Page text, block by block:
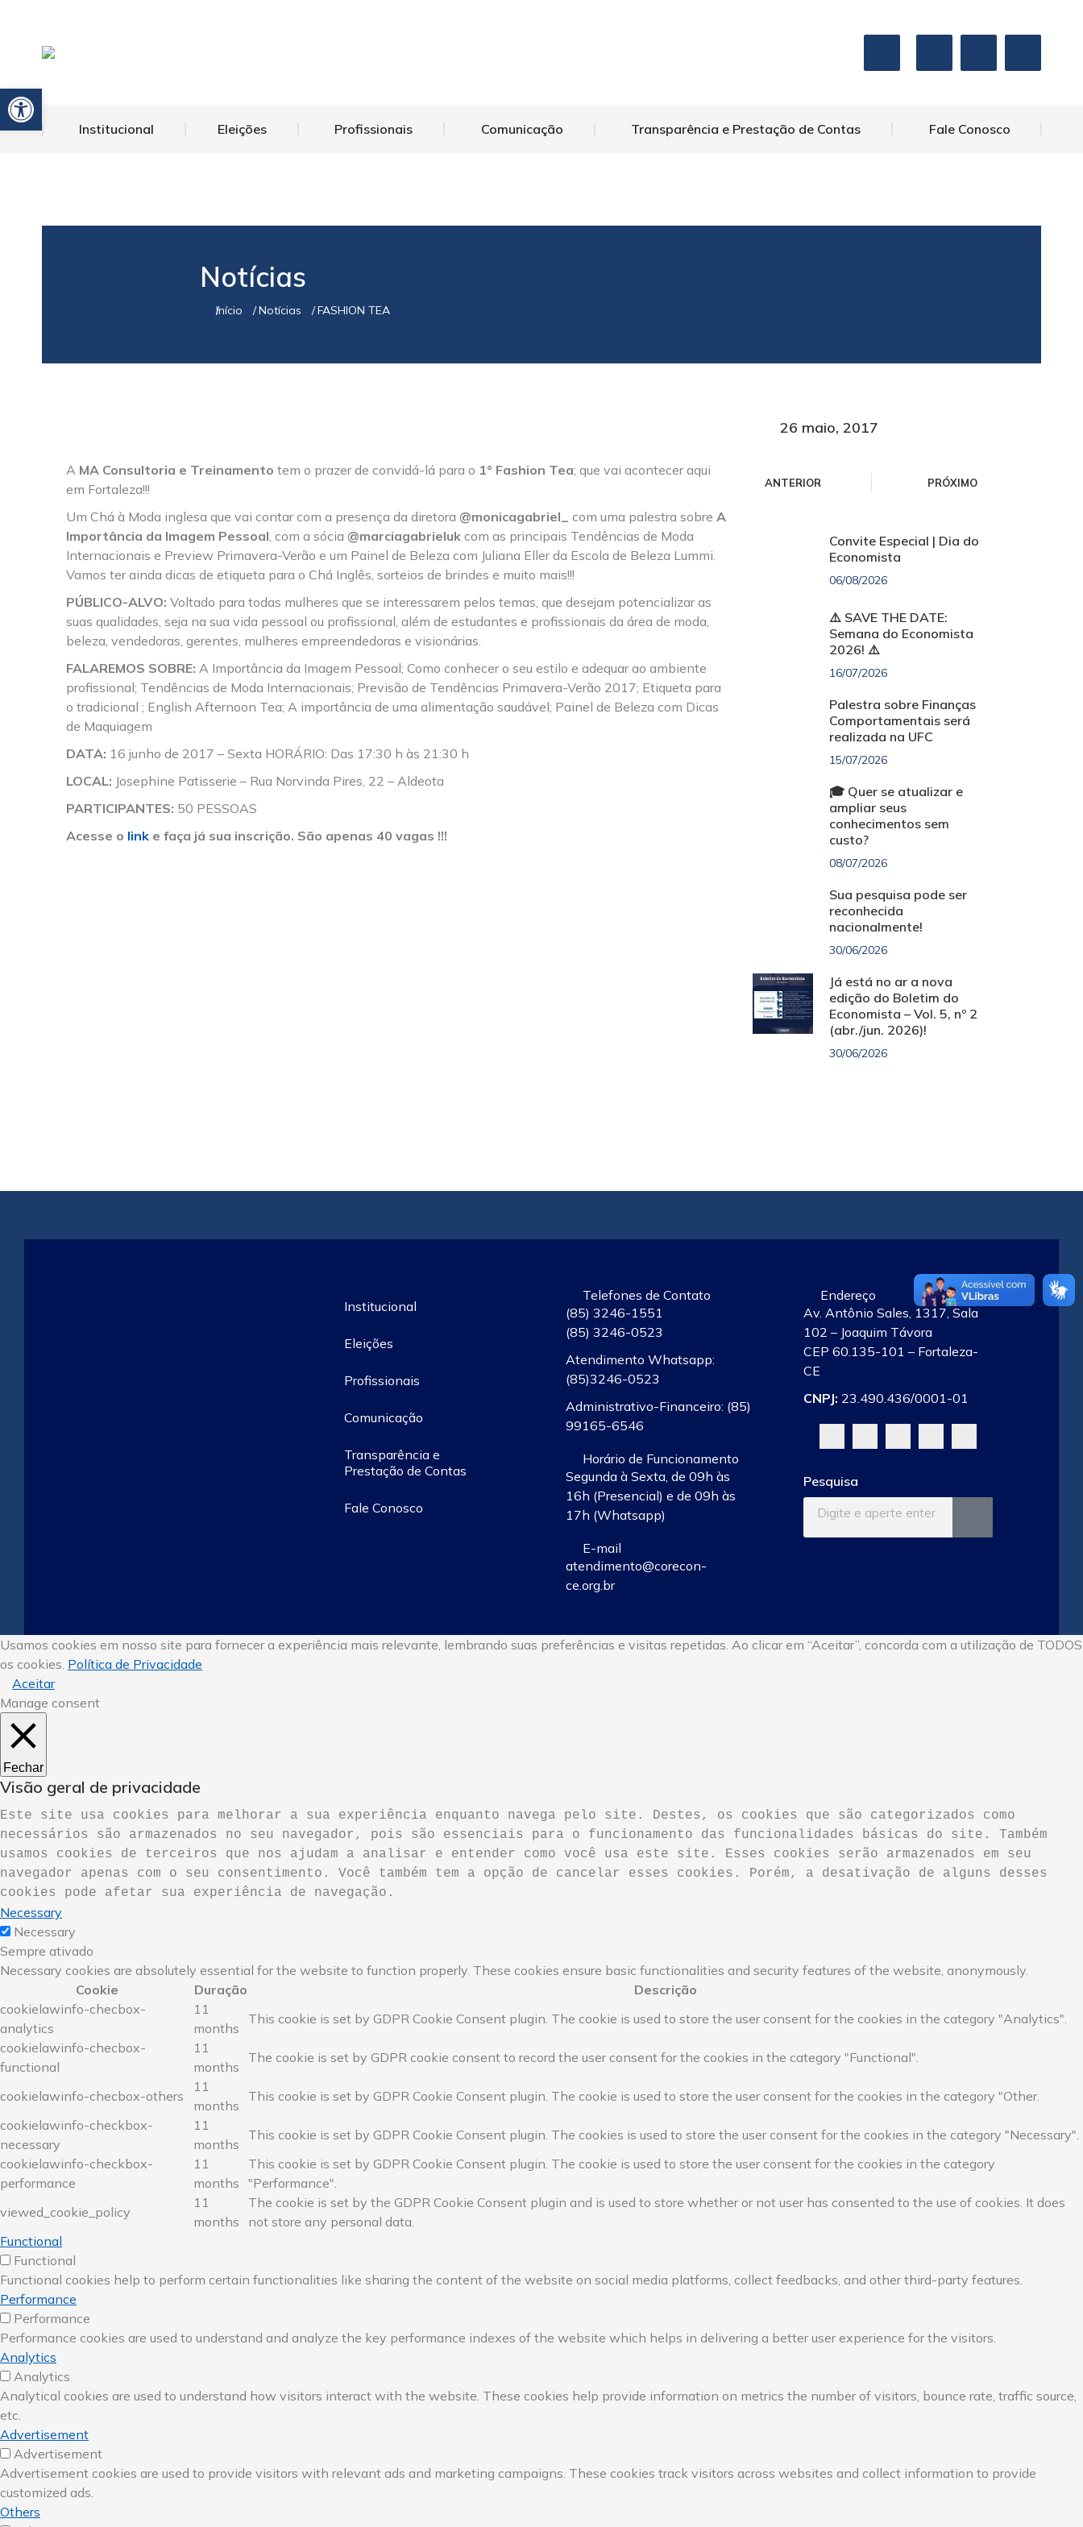
Institucional Eleições Profissionais Comunicação Transparência e Prestação de Contas Fale Conosco
Notícias
Você está aqui:
Início Notícias FASHION TEA
A MA Consultoria e Treinamento tem o prazer de convidá-lá para o 1° Fashion Tea; que vai acontecer aqui
em Fortaleza!!!
Um Chá à Moda inglesa que vai contar com a presença da diretora @monicagabriel_ com uma palestra sobre A
Importância da Imagem Pessoal , com a sócia @marciagabrieluk com as principais Tendências de Moda
Internacionais e Preview Primavera-Verão e um Painel de Beleza com Juliana Eller da Escola de Beleza Lummi.
Vamos ter ainda dicas de etiqueta para o Chá Inglês, sorteios de brindes e muito mais!!!
PÚBLICO-ALVO: Voltado para todas mulheres que se interessarem pelos temas, que desejam potencializar as
suas qualidades, seja na sua vida pessoal ou profissional, além de estudantes e profissionais da área de moda,
beleza, vendedoras, gerentes, mulheres empreendedoras e visionárias.
FALAREMOS SOBRE: A Importância da Imagem Pessoal; Como conhecer o seu estilo e adequar ao ambiente
profissional; Tendências de Moda Internacionais; Previsão de Tendências Primavera-Verão 2017; Etiqueta para
o tradicional ; English Afternoon Tea; A importância de uma alimentação saudável; Painel de Beleza com Dicas
de Maquiagem
DATA: 16 junho de 2017 – Sexta HORÁRIO: Das 17:30 h às 21:30 h
LOCAL: Josephine Patisserie – Rua Norvinda Pires, 22 – Aldeota
PARTICIPANTES: 50 PESSOAS
Acesse o link e faça já sua inscrição. São apenas 40 vagas !!!
26 maio, 2017
ANTERIOR PRÓXIMO
Convite Especial | Dia do
Economista
06/08/2026
⚠️ SAVE THE DATE:
Semana do Economista
2026! ⚠️
16/07/2026
Palestra sobre Finanças
Comportamentais será
realizada na UFC
15/07/2026
🎓 Quer se atualizar e
ampliar seus
conhecimentos sem
custo?
08/07/2026
Sua pesquisa pode ser
reconhecida
nacionalmente!
30/06/2026
Já está no ar a nova
edição do Boletim do
Economista – Vol. 5, nº 2
(abr./jun. 2026)!
30/06/2026
Institucional
Eleições
Profissionais
Comunicação
Transparência e
Prestação de Contas
Fale Conosco
Telefones de Contato
(85) 3246-1551
(85) 3246-0523
Atendimento Whatsapp:
(85)3246-0523
Administrativo-Financeiro: (85)
99165-6546
Horário de Funcionamento
Segunda à Sexta, de 09h às
16h (Presencial) e de 09h às
17h (Whatsapp)
E-mail
atendimento@corecon-
ce.org.br
Endereço
Av. Antônio Sales, 1317, Sala
102 – Joaquim Távora
CEP 60.135-101 – Fortaleza-
CE
CNPJ: 23.490.436/0001-01
Pesquisa
Usamos cookies em nosso site para fornecer a experiência mais relevante, lembrando suas preferências e visitas repetidas. Ao clicar em “Aceitar”, concorda com a utilização de TODOS
os cookies. Política de Privacidade
Aceitar
Manage consent
Fechar
Visão geral de privacidade
Este site usa cookies para melhorar a sua experiência enquanto navega pelo site. Destes, os cookies que são categorizados como
necessários são armazenados no seu navegador, pois são essenciais para o funcionamento das funcionalidades básicas do site. Também
usamos cookies de terceiros que nos ajudam a analisar e entender como você usa este site. Esses cookies serão armazenados em seu
navegador apenas com o seu consentimento. Você também tem a opção de cancelar esses cookies. Porém, a desativação de alguns desses
cookies pode afetar sua experiência de navegação.
Necessary
Necessary
Sempre ativado
Necessary cookies are absolutely essential for the website to function properly. These cookies ensure basic functionalities and security features of the website, anonymously.
Cookie
Duração
Descrição
cookielawinfo-checbox-
analytics
11
months
This cookie is set by GDPR Cookie Consent plugin. The cookie is used to store the user consent for the cookies in the category "Analytics".
cookielawinfo-checbox-
functional
11
months
The cookie is set by GDPR cookie consent to record the user consent for the cookies in the category "Functional".
cookielawinfo-checbox-others
11
months
This cookie is set by GDPR Cookie Consent plugin. The cookie is used to store the user consent for the cookies in the category "Other.
cookielawinfo-checkbox-
necessary
11
months
This cookie is set by GDPR Cookie Consent plugin. The cookies is used to store the user consent for the cookies in the category "Necessary".
cookielawinfo-checkbox-
performance
11
months
This cookie is set by GDPR Cookie Consent plugin. The cookie is used to store the user consent for the cookies in the category
"Performance".
viewed_cookie_policy
11
months
The cookie is set by the GDPR Cookie Consent plugin and is used to store whether or not user has consented to the use of cookies. It does
not store any personal data.
Functional
Functional
Functional cookies help to perform certain functionalities like sharing the content of the website on social media platforms, collect feedbacks, and other third-party features.
Performance
Performance
Performance cookies are used to understand and analyze the key performance indexes of the website which helps in delivering a better user experience for the visitors.
Analytics
Analytics
Analytical cookies are used to understand how visitors interact with the website. These cookies help provide information on metrics the number of visitors, bounce rate, traffic source,
etc.
Advertisement
Advertisement
Advertisement cookies are used to provide visitors with relevant ads and marketing campaigns. These cookies track visitors across websites and collect information to provide
customized ads.
Others
Barra de Ferramentas Aberta